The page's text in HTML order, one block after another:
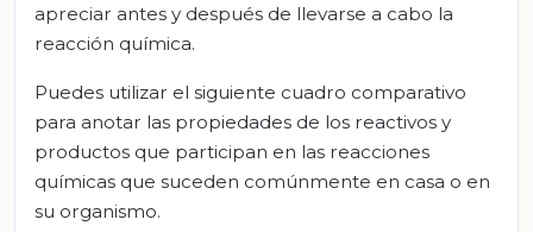
apreciar antes y después de llevarse a cabo la
reacción química.
Puedes utilizar el siguiente cuadro comparativo
para anotar las propiedades de los reactivos y
productos que participan en las reacciones
químicas que suceden comúnmente en casa o en
su organismo.